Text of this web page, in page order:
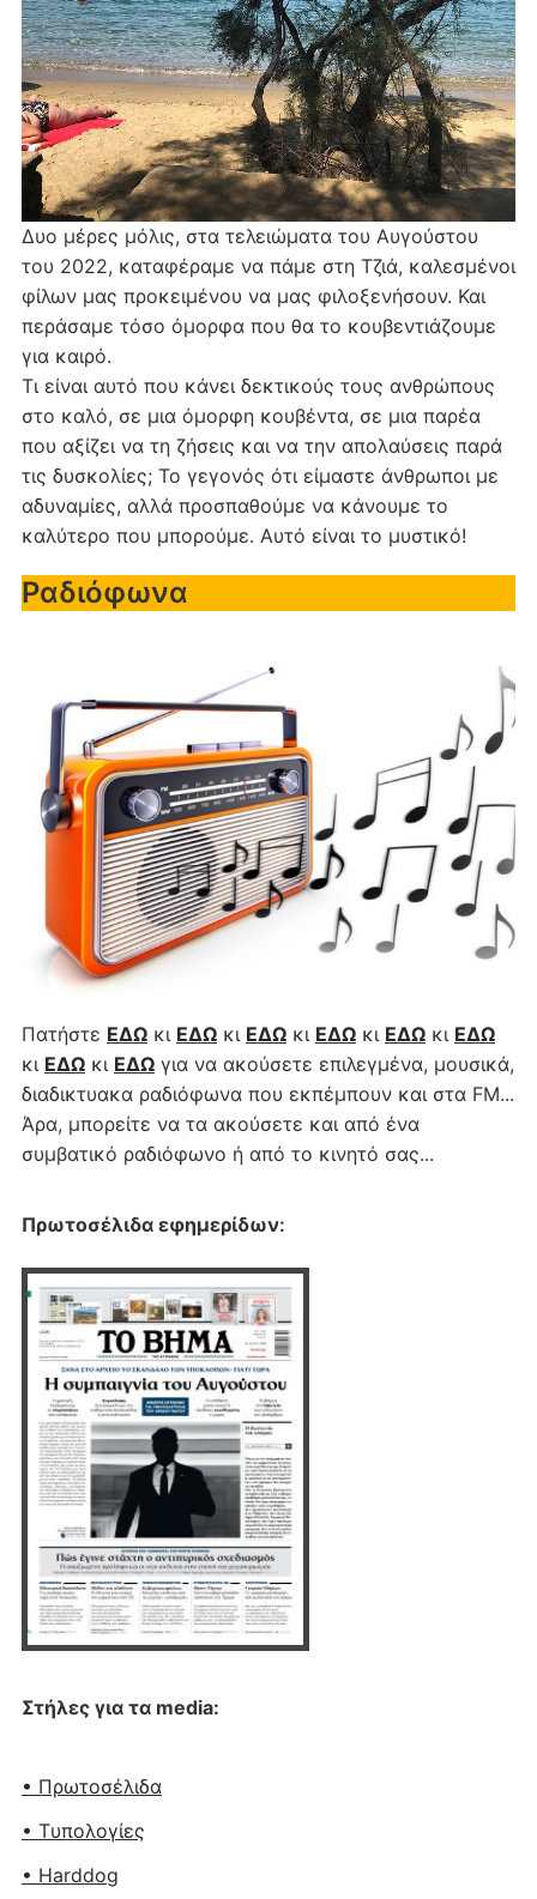
Δυο μέρες μόλις, στα τελειώματα του Αυγούστου
του 2022, καταφέραμε να πάμε στη Τζιά, καλεσμένοι
φίλων μας προκειμένου να μας φιλοξενήσουν. Και
περάσαμε τόσο όμορφα που θα το κουβεντιάζουμε
για καιρό.
Τι είναι αυτό που κάνει δεκτικούς τους ανθρώπους
στο καλό, σε μια όμορφη κουβέντα, σε μια παρέα
που αξίζει να τη ζήσεις και να την απολαύσεις παρά
τις δυσκολίες; Το γεγονός ότι είμαστε άνθρωποι με
αδυναμίες, αλλά προσπαθούμε να κάνουμε το
καλύτερο που μπορούμε. Αυτό είναι το μυστικό!
Ραδιόφωνα
Πατήστε ΕΔΩκι ΕΔΩκι ΕΔΩκι ΕΔΩκι ΕΔΩκι ΕΔΩ
κι ΕΔΩκι ΕΔΩγια να ακούσετε επιλεγμένα, μουσικά,
διαδικτυακα ραδιόφωνα που εκπέμπουν και στα FM...
Άρα, μπορείτε να τα ακούσετε και από ένα
συμβατικό ραδιόφωνο ή από το κινητό σας...
Πρωτοσέλιδα εφημερίδων:
Στήλες για τα media:
• Πρωτοσέλιδα
• Tυπολογίες
• Harddog